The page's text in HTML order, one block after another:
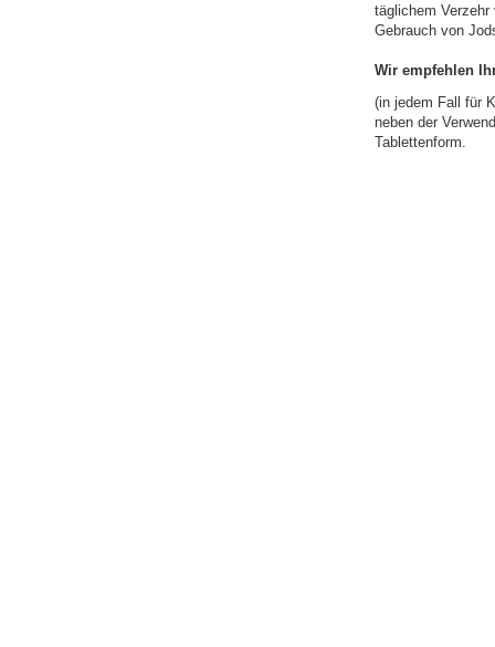
täglichem
Gebrauch von
Wir empfehlen
(in jedem Fall für
neben der
Tablettenform.